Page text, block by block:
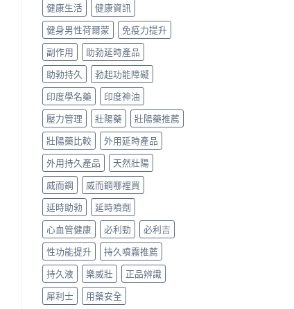
健康生活
健康資訊
健身男性荷爾蒙
免疫力提升
副作用
助勃延時產品
助勃持久
勃起功能障礙
印度學名藥
印度神油
壓力管理
壯陽藥
壯陽藥推薦
壯陽藥比較
外用延時產品
外用持久產品
天然壯陽
威而鋼
威而鋼哪裡買
延時助勃
延時噴劑
心血管健康
必利勁
必利吉
性功能提升
持久噴霧推薦
持久液
樂威壯
正品辨識
犀利士
用藥安全